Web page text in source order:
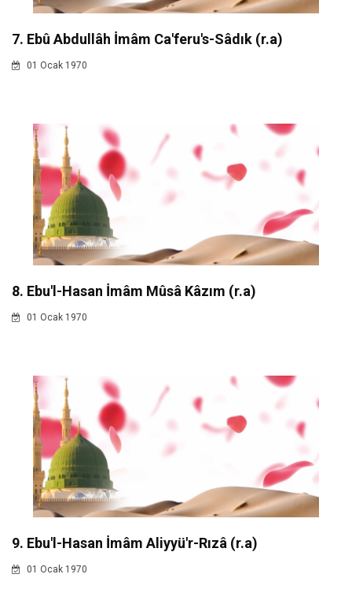
7. Ebû Abdullâh İmâm Ca'feru's-Sâdık (r.a)
01 Ocak 1970
8. Ebu'l-Hasan İmâm Mûsâ Kâzım (r.a)
01 Ocak 1970
9. Ebu'l-Hasan İmâm Aliyyü'r-Rızâ (r.a)
01 Ocak 1970